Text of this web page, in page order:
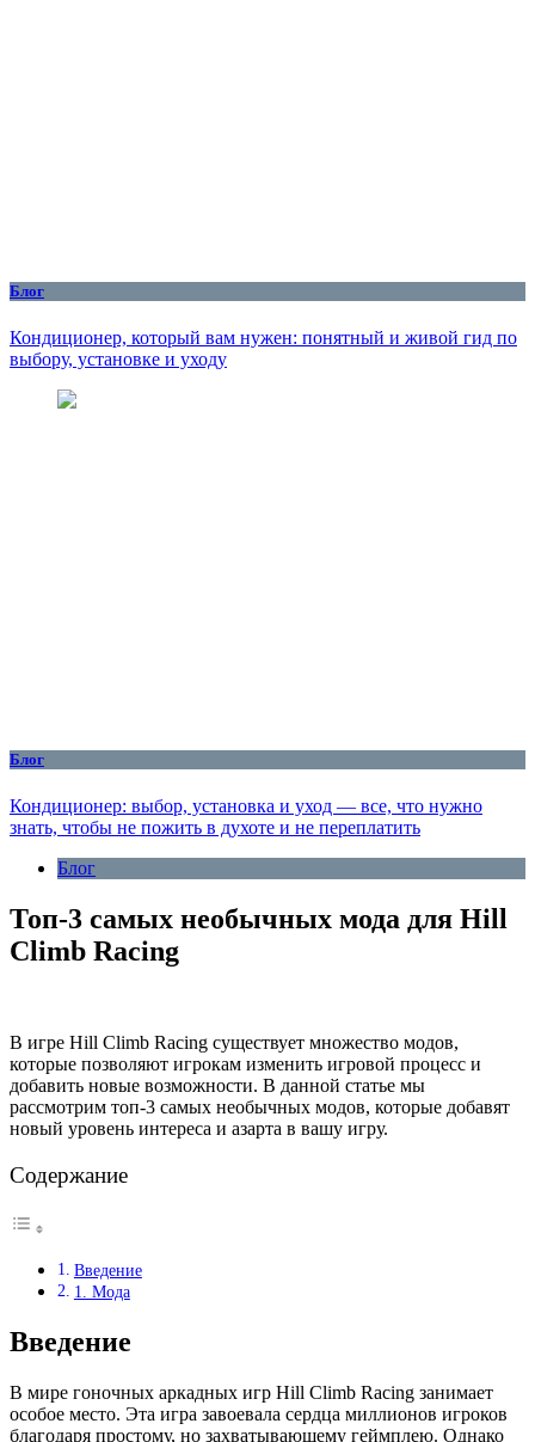
Блог
Кондиционер, который вам нужен: понятный и живой гид по
выбору, установке и уходу
Блог
Кондиционер: выбор, установка и уход — все, что нужно
знать, чтобы не пожить в духоте и не переплатить
Блог
Топ-3 самых необычных мода для Hill
Climb Racing
В игре Hill Climb Racing существует множество модов,
которые позволяют игрокам изменить игровой процесс и
добавить новые возможности. В данной статье мы
рассмотрим топ-3 самых необычных модов, которые добавят
новый уровень интереса и азарта в вашу игру.
Содержание
Введение
1. Мода
Введение
В мире гоночных аркадных игр Hill Climb Racing занимает
особое место. Эта игра завоевала сердца миллионов игроков
благодаря простому, но захватывающему геймплею. Однако